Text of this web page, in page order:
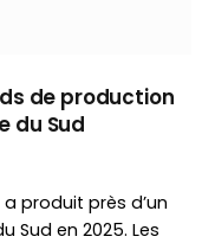
de production
du Sud
produit près d’un
Sud en 2025. Les